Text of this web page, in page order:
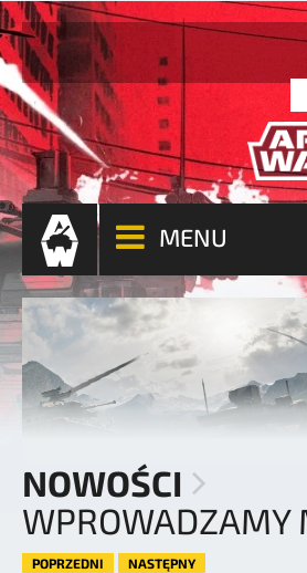
MENU
NOWOŚCI
WPROWADZAMY
POPRZEDNI NASTĘPNY